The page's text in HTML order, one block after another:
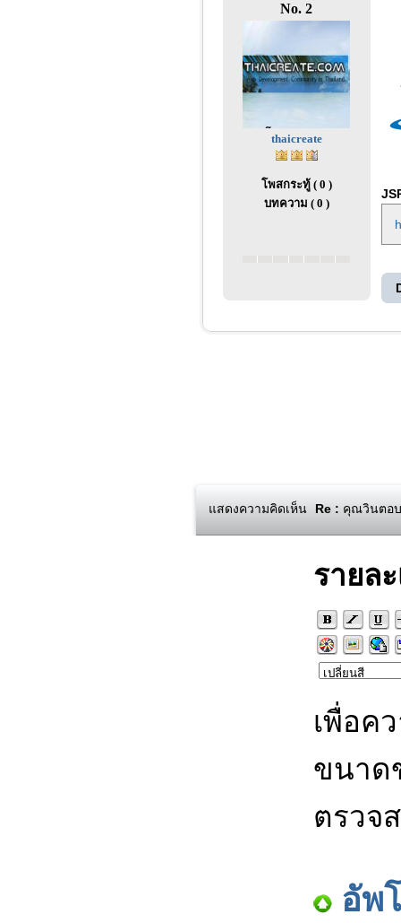
No. 2
thaicreate
โพสกระทู้ ( 0 )
บทความ ( 0 )
แสดงความคิดเห็น Re : คุณวินตอบ
รายล
เพื่อค
ขนาด
ตรวจ
อัพ